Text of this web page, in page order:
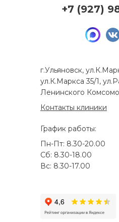
г.Ульяновск,
ул.К.Маркса 35/1,
Ленинского
Контакты клиники
График работы:
Пн-Пт: 8.30-20.00
Сб: 8.30-18.00
Вс: 8.30-17.00
+7 (927)